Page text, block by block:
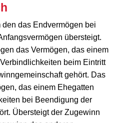
das Endvermögen bei
übersteigt.
das Vermögen, das einem
beim Eintritt
gehört. Das
das einem Ehegatten
bei Beendigung der
Übersteigt der Zugewinn